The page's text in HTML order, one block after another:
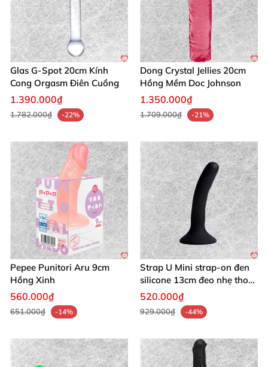
Glas G-Spot 20cm Kính
Cong Orgasm Điên Cuồng
1.390.000₫
1.782.000₫ -22%
Dong Crystal Jellies 20cm
Hồng Mềm Doc Johnson
1.350.000₫
1.709.000₫ -21%
Pepee Punitori Aru 9cm
Hồng Xinh
560.000₫
651.000₫ -14%
Strap U Mini strap-on đen
silicone 13cm đeo nhẹ thoải
mái
520.000₫
929.000₫ -44%